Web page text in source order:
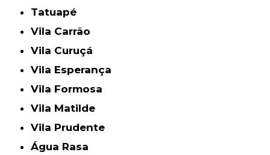
Tatuapé
Vila Carrão
Vila Curuçá
Vila Esperança
Vila Formosa
Vila Matilde
Vila Prudente
Água Rasa